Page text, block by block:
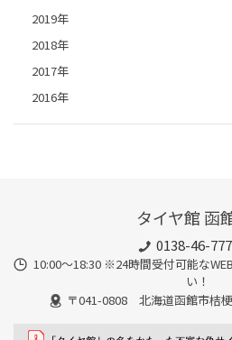
2019年
2018年
2017年
2016年
タイヤ館 函
0138-46-
10:00～18:30 ※24時間受付可能な
い！
〒041-0808 北海道函館市桔